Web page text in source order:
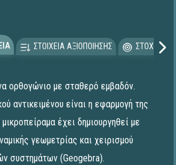
ΣΤΟΙΧΕΙΑ ΑΞΙΟΠΟΙΗΣΗΣ
ορθογώνιο με σταθερό εμβαδόν.
αντικειμένου είναι η εφαρμογή της
έχει δημιουργηθεί με
γεωμετρίας και χειρισμού
συστημάτων (Geogebra).